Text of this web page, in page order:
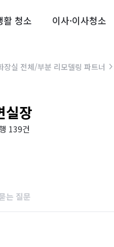
활 청소 이사·이사청소
장실 전체/부분 리모델링 파트너
실장
139건
는 질문